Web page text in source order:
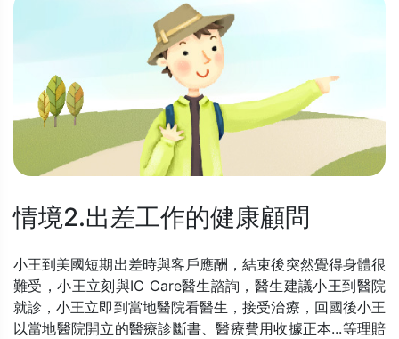
情境2.出差工作的健康顧問
小王到美國短期出差時與客戶應酬，結束後突然覺得身體很
難受，小王立刻與IC Care醫生諮詢，醫生建議小王到醫院
就診，小王立即到當地醫院看醫生，接受治療，回國後小王
以當地醫院開立的醫療診斷書、醫療費用收據正本...等理賠